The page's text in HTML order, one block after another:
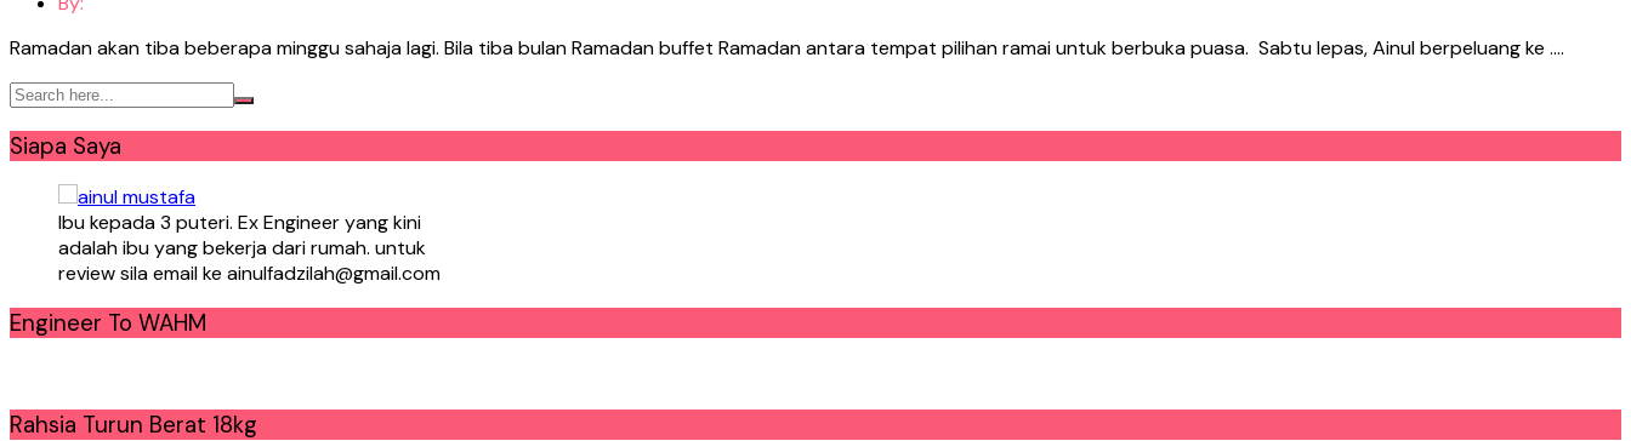
Ramadan akan tiba beberapa minggu sahaja lagi. Bila tiba bulan Ramadan buffet Ramadan antara tempat pilihan ramai untuk berbuka puasa. Sabtu lepas, Ainul berpeluang ke ….
Siapa Saya
Ibu kepada 3 puteri. Ex Engineer yang kini
adalah ibu yang bekerja dari rumah. untuk
review sila email ke ainulfadzilah@gmail.com
Engineer To WAHM
Rahsia Turun Berat 18kg